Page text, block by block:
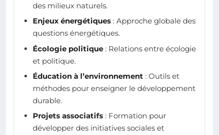
des milieux naturels.
Enjeux énergétiques : Approche globale des
questions énergétiques.
Écologie politique : Relations entre écologie
et politique.
Éducation à l’environnement : Outils et
méthodes pour enseigner le développement
durable.
Projets associatifs : Formation pour
développer des initiatives sociales et